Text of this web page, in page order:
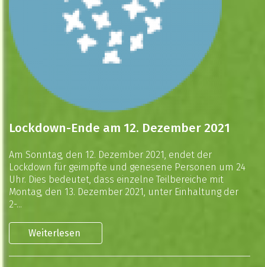
Lockdown-Ende am 12. Dezember 2021
Am Sonntag, den 12. Dezember 2021, endet der
Lockdown für geimpfte und genesene Personen um 24
Uhr. Dies bedeutet, dass einzelne Teilbereiche mit
Montag, den 13. Dezember 2021, unter Einhaltung der
2-...
Weiterlesen